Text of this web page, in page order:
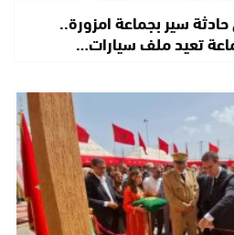
سير بجماعة امزورة..
تعيد ملف سيارات…